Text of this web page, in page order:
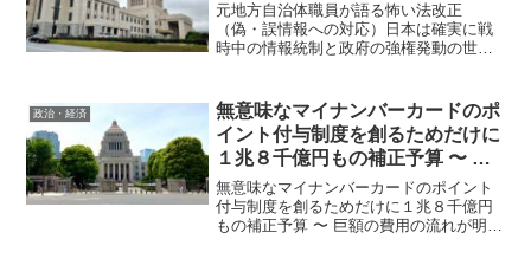
元地方自治体職員が語る怖い法改正
（偽・誤情報への対応）日本は確実に戦
時中の情報統制と政府の強権発動の世界
事態宣言が可能な国家になろうとしてい
ることが良くわかります...
政治・経済
無意味なマイナンバーカードのポ
イント付与制度を創るためだけに
１兆８千億円もの補正予算 〜 巨
額の費用の流れが明らかにできる
か
無意味なマイナンバーカードのポイント
付与制度を創るためだけに１兆８千億円
もの補正予算 〜 巨額の費用の流れが明ら